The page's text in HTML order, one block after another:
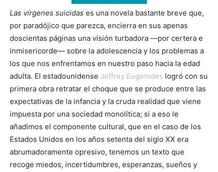
Las vírgenes suicidas es una novela bastante breve que,
por paradójico que parezca, encierra en sus apenas
doscientas páginas una visión turbadora —por certera e
inmisericorde— sobre la adolescencia y los problemas a
los que nos enfrentamos en nuestro paso hacia la edad
adulta. El estadounidense Jeffrey Eugenides logró con su
primera obra retratar el choque que se produce entre las
expectativas de la infancia y la cruda realidad que viene
impuesta por una sociedad monolítica; si a eso le
añadimos el componente cultural, que en el caso de los
Estados Unidos en los años setenta del siglo XX era
abrumadoramente opresivo, tenemos un texto que
recoge miedos, incertidumbres, esperanzas, sueños y